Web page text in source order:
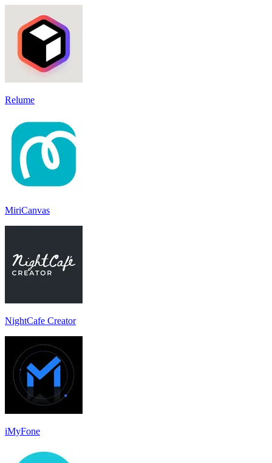
Relume
MiriCanvas
NightCafe Creator
iMyFone